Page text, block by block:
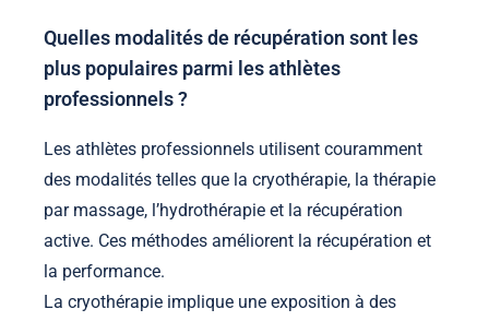
Quelles modalités de récupération sont les
plus populaires parmi les athlètes
professionnels ?
Les athlètes professionnels utilisent couramment
des modalités telles que la cryothérapie, la thérapie
par massage, l’hydrothérapie et la récupération
active. Ces méthodes améliorent la récupération et
la performance.
La cryothérapie implique une exposition à des